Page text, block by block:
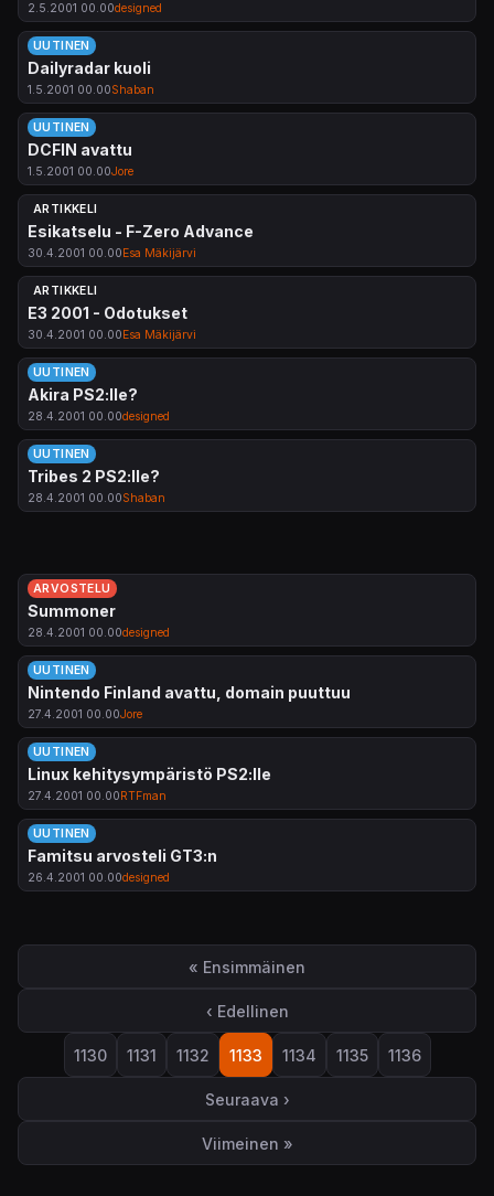
2.5.2001 00.00designed
UUTINEN
Dailyradar kuoli
1.5.2001 00.00Shaban
UUTINEN
DCFIN avattu
1.5.2001 00.00Jore
ARTIKKELI
Esikatselu - F-Zero Advance
30.4.2001 00.00Esa Mäkijärvi
ARTIKKELI
E3 2001 - Odotukset
30.4.2001 00.00Esa Mäkijärvi
UUTINEN
Akira PS2:lle?
28.4.2001 00.00designed
UUTINEN
Tribes 2 PS2:lle?
28.4.2001 00.00Shaban
ARVOSTELU
Summoner
28.4.2001 00.00designed
UUTINEN
Nintendo Finland avattu, domain puuttuu
27.4.2001 00.00Jore
UUTINEN
Linux kehitysympäristö PS2:lle
27.4.2001 00.00RTFman
UUTINEN
Famitsu arvosteli GT3:n
26.4.2001 00.00designed
Sivutus
Ensimmäinen sivu
« Ensimmäinen
Edellinen sivu
‹ Edellinen
Sivu
1130
Sivu
1131
Sivu
1132
Sivu
1133
Sivu
1134
Sivu
1135
Sivu
1136
Seuraava sivu
Seuraava ›
Viimeinen sivu
Viimeinen »